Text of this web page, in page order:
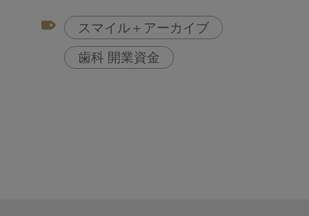
スマイル＋アーカイブ
歯科 開業資金